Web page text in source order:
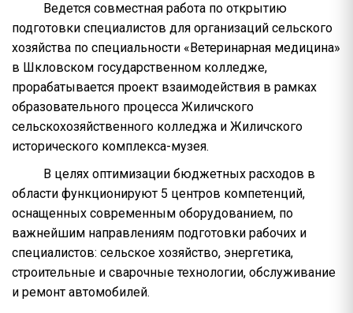
Ведется совместная работа по открытию
подготовки специалистов для организаций сельского
хозяйства по специальности «Ветеринарная медицина»
в Шкловском государственном колледже,
прорабатывается проект взаимодействия в рамках
образовательного процесса Жиличского
сельскохозяйственного колледжа и Жиличского
исторического комплекса-музея.
В целях оптимизации бюджетных расходов в
области функционируют 5 центров компетенций,
оснащенных современным оборудованием, по
важнейшим направлениям подготовки рабочих и
специалистов: сельское хозяйство, энергетика,
строительные и сварочные технологии, обслуживание
и ремонт автомобилей.